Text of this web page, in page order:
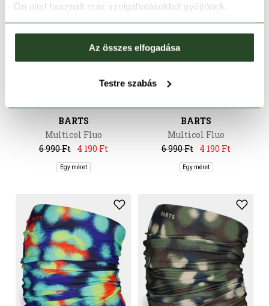
Ön által használt más szolgáltatásokból gyűjtöttek.
Az összes elfogadása
Testre szabás
BARTS
Multicol Fluo
6 990 Ft
4 190 Ft
Egy méret
CSAK ONLINE
BARTS
Multicol Fluo
6 990 Ft
4 190 Ft
Egy méret